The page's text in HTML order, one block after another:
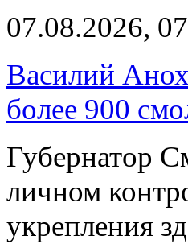
07.08.2026,
Василий
более 900
Губернатор
личном
укрепления